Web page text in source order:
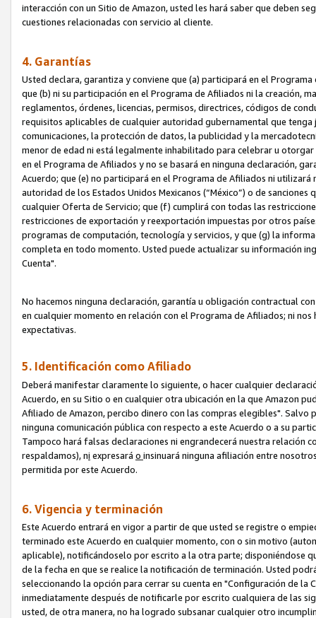
interacción con un Sitio de Amazon, usted les hará saber que deben
cuestiones relacionadas con servicio al cliente.
4. Garantías
Usted declara, garantiza y conviene que (a) participará en el
que (b) ni su participación en el Programa de Afiliados ni la creación,
reglamentos, órdenes, licencias, permisos, directrices, códigos de
requisitos aplicables de cualquier autoridad gubernamental que
comunicaciones, la protección de datos, la publicidad y la
menor de edad ni está legalmente inhabilitado para celebrar u
en el Programa de Afiliados y no se basará en ninguna declaración,
Acuerdo; que (e) no participará en el Programa de Afiliados ni
autoridad de los Estados Unidos Mexicanos (“México”) o de
cualquier Oferta de Servicio; que (f) cumplirá con todas las
restricciones de exportación y reexportación impuestas por otros
programas de computación, tecnología y servicios, y que (g) la
completa en todo momento. Usted puede actualizar su información
Cuenta".
No hacemos ninguna declaración, garantía u obligación contractual
en cualquier momento en relación con el Programa de Afiliados; ni
expectativas.
5. Identificación como Afiliado
Deberá manifestar claramente lo siguiente, o hacer cualquier
Acuerdo, en su Sitio o en cualquier otra ubicación en la que Amazon
Afiliado de Amazon, percibo dinero con las compras elegibles". Salvo
ninguna comunicación pública con respecto a este Acuerdo o a su
Tampoco hará falsas declaraciones ni engrandecerá nuestra relación
respaldamos), ni expresará o insinuará ninguna afiliación entre
permitida por este Acuerdo.
6. Vigencia y terminación
Este Acuerdo entrará en vigor a partir de que usted se registre o
terminado este Acuerdo en cualquier momento, con o sin motivo
aplicable), notificándoselo por escrito a la otra parte; disponiéndose
de la fecha en que se realice la notificación de terminación. Usted
seleccionando la opción para cerrar su cuenta en "Configuración de
inmediatamente después de notificarle por escrito cualquiera de las
usted, de otra manera, no ha logrado subsanar cualquier otro